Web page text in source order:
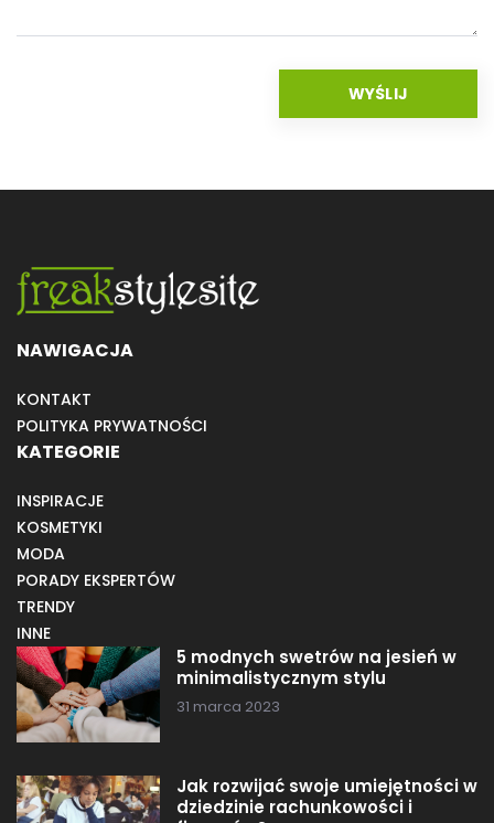
NAWIGACJA
KONTAKT
POLITYKA PRYWATNOŚCI
KATEGORIE
INSPIRACJE
KOSMETYKI
MODA
PORADY EKSPERTÓW
TRENDY
INNE
5 modnych swetrów na jesień w
minimalistycznym stylu
31 marca 2023
Jak rozwijać swoje umiejętności w
dziedzinie rachunkowości i